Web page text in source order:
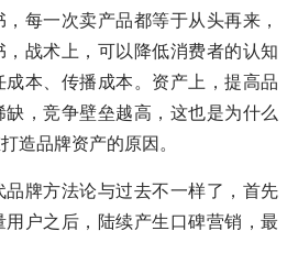
每一次卖产品都等于从头再来，
战术上，可以降低消费者的认知
成本、传播成本。资产上，提高品
，竞争壁垒越高，这也是为什么
造品牌资产的原因。
牌方法论与过去不一样了，首先
户之后，陆续产生口碑营销，最